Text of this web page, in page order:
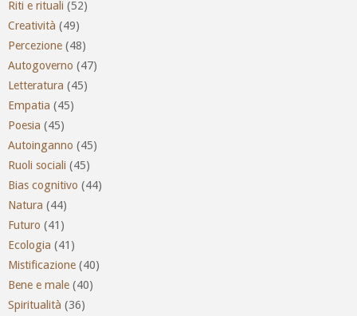
Riti e rituali (52)
Creatività (49)
Percezione (48)
Autogoverno (47)
Letteratura (45)
Empatia (45)
Poesia (45)
Autoinganno (45)
Ruoli sociali (45)
Bias cognitivo (44)
Natura (44)
Futuro (41)
Ecologia (41)
Mistificazione (40)
Bene e male (40)
Spiritualità (36)